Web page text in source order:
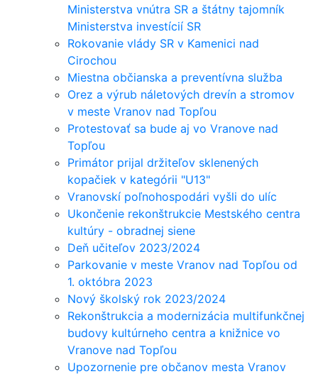
Ministerstva vnútra SR a štátny tajomník
Ministerstva investícií SR
Rokovanie vlády SR v Kamenici nad
Cirochou
Miestna občianska a preventívna služba
Orez a výrub náletových drevín a stromov
v meste Vranov nad Topľou
Protestovať sa bude aj vo Vranove nad
Topľou
Primátor prijal držiteľov sklenených
kopačiek v kategórii "U13"
Vranovskí poľnohospodári vyšli do ulíc
Ukončenie rekonštrukcie Mestského centra
kultúry - obradnej siene
Deň učiteľov 2023/2024
Parkovanie v meste Vranov nad Topľou od
1. októbra 2023
Nový školský rok 2023/2024
Rekonštrukcia a modernizácia multifunkčnej
budovy kultúrneho centra a knižnice vo
Vranove nad Topľou
Upozornenie pre občanov mesta Vranov